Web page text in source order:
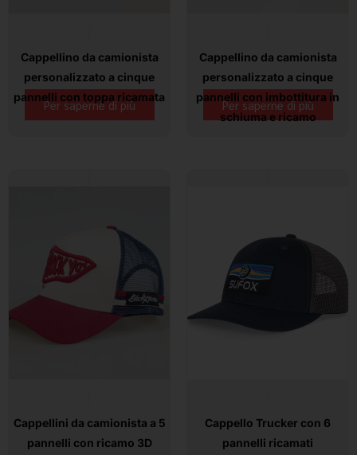
Cappellino da camionista
personalizzato a cinque
pannelli con toppa ricamata
Per saperne di più
Cappellino da camionista
personalizzato a cinque
pannelli con imbottitura in
schiuma e ricamo
Per saperne di più
Cappellini da camionista a 5
pannelli con ricamo 3D
Cappello Trucker con 6
pannelli ricamati